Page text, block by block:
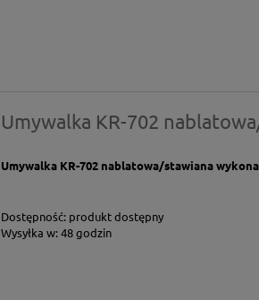
Umywalka KR-702
Umywalka KR-702 nablatowa/stawiana
Dostępność: produkt dostępny
Wysyłka w:48 godzin